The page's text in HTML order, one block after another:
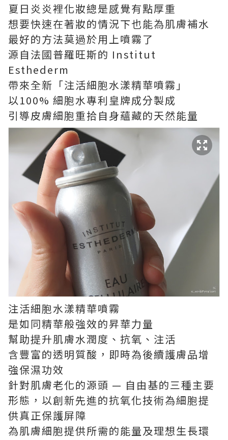
夏日炎炎裡化妝總是感覺有點厚重
想要快速在著妝的情況下也能為肌膚補水
最好的方法莫過於用上噴霧了
源自法國普羅旺斯的 Institut
Esthederm
帶來全新「注活細胞水漾精華噴霧」
以100% 細胞水專利皇牌成分製成
引導皮膚細胞重拾自身蘊藏的天然能量
注活細胞水漾精華噴霧
是如同精華般強效的昇華力量
幫助提升肌膚水潤度、抗氧、注活
含豐富的透明質酸，即時為後續護膚品增
強保濕功效
針對肌膚老化的源頭 — 自由基的三種主要
形態，以創新先進的抗氧化技術為細胞提
供真正保護屏障
為肌膚細胞提供所需的能量及理想生長環